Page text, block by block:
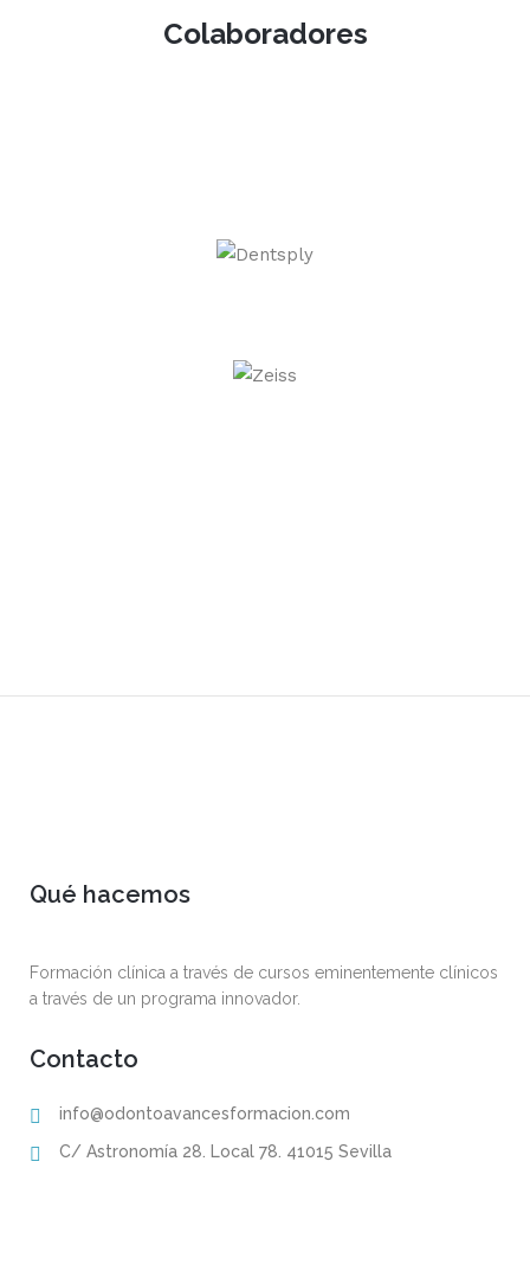
Colaboradores
Qué hacemos
Formación clínica a través de cursos eminentemente clínicos
a través de un programa innovador.
Contacto
info@odontoavancesformacion.com
C/ Astronomía 28. Local 78. 41015 Sevilla